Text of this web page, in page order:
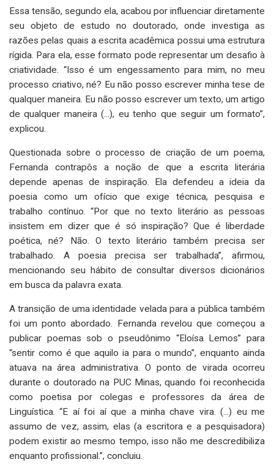
Essa tensão, segundo ela, acabou por influenciar diretamente
seu objeto de estudo no doutorado, onde investiga as
razões pelas quais a escrita acadêmica possui uma estrutura
rígida. Para ela, esse formato pode representar um desafio à
criatividade. “Isso é um engessamento para mim, no meu
processo criativo, né? Eu não posso escrever minha tese de
qualquer maneira. Eu não posso escrever um texto, um artigo
de qualquer maneira (...), eu tenho que seguir um formato”,
explicou.
Questionada sobre o processo de criação de um poema,
Fernanda contrapôs a noção de que a escrita literária
depende apenas de inspiração. Ela defendeu a ideia da
poesia como um ofício que exige técnica, pesquisa e
trabalho contínuo. “Por que no texto literário as pessoas
insistem em dizer que é só inspiração? Que é liberdade
poética, né? Não. O texto literário também precisa ser
trabalhado. A poesia precisa ser trabalhada”, afirmou,
mencionando seu hábito de consultar diversos dicionários
em busca da palavra exata.
A transição de uma identidade velada para a pública também
foi um ponto abordado. Fernanda revelou que começou a
publicar poemas sob o pseudônimo “Eloísa Lemos” para
“sentir como é que aquilo ia para o mundo”, enquanto ainda
atuava na área administrativa. O ponto de virada ocorreu
durante o doutorado na PUC Minas, quando foi reconhecida
como poetisa por colegas e professores da área de
Linguística. “E aí foi aí que a minha chave vira. (...) eu me
assumo de vez, assim, elas (a escritora e a pesquisadora)
podem existir ao mesmo tempo, isso não me descredibiliza
enquanto profissional.”, concluiu.